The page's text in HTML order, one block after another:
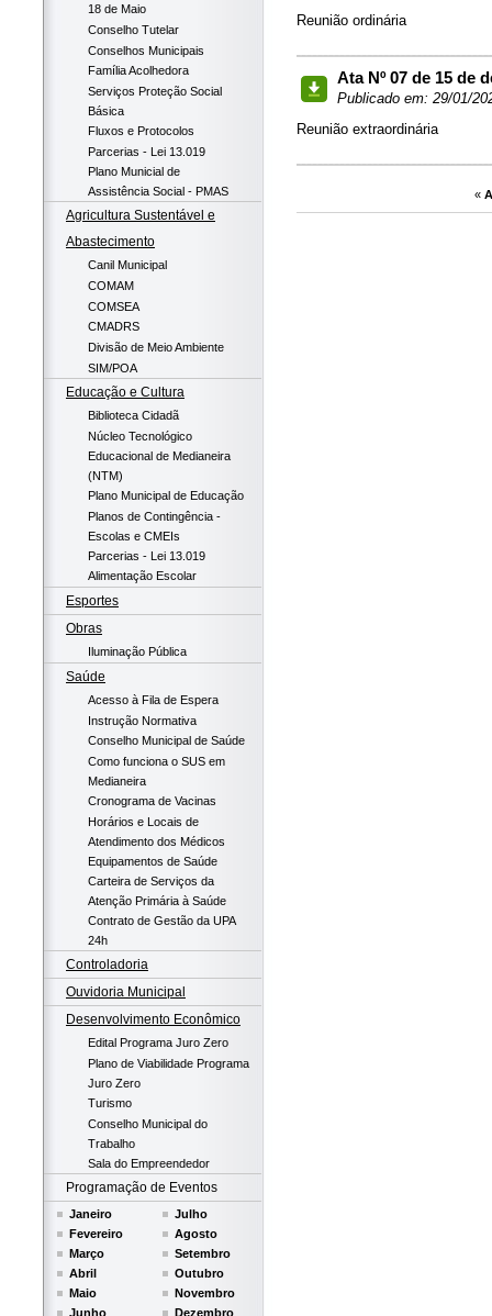
18 de Maio
Conselho Tutelar
Conselhos Municipais
Família Acolhedora
Serviços Proteção Social
Básica
Fluxos e Protocolos
Parcerias - Lei 13.019
Plano Municial de
Assistência Social - PMAS
Agricultura Sustentável e
Abastecimento
Canil Municipal
COMAM
COMSEA
CMADRS
Divisão de Meio Ambiente
SIM/POA
Educação e Cultura
Biblioteca Cidadã
Núcleo Tecnológico
Educacional de Medianeira
(NTM)
Plano Municipal de Educação
Planos de Contingência -
Escolas e CMEIs
Parcerias - Lei 13.019
Alimentação Escolar
Esportes
Obras
Iluminação Pública
Saúde
Acesso à Fila de Espera
Instrução Normativa
Conselho Municipal de Saúde
Como funciona o SUS em
Medianeira
Cronograma de Vacinas
Horários e Locais de
Atendimento dos Médicos
Equipamentos de Saúde
Carteira de Serviços da
Atenção Primária à Saúde
Contrato de Gestão da UPA
24h
Controladoria
Ouvidoria Municipal
Desenvolvimento Econômico
Edital Programa Juro Zero
Plano de Viabilidade Programa
Juro Zero
Turismo
Conselho Municipal do
Trabalho
Sala do Empreendedor
Programação de Eventos
Janeiro
Fevereiro
Março
Abril
Maio
Junho
Julho
Agosto
Setembro
Outubro
Novembro
Dezembro
Reunião ordinária
Ata Nº 07 de 15 de
Publicado em: 29/01/
Reunião extraordinária
«